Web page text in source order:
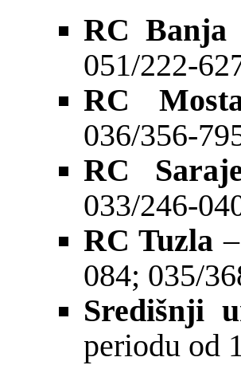
RC
051/222-
RC
036/356-
RC
033/246-
RC Tuzla
084; 035/
Središnji
periodu od